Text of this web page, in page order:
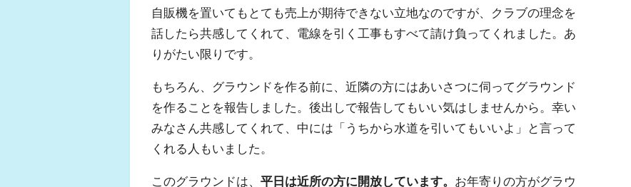
自販機を置いてもとても売上が期待できない立地なのですが、クラブの理念を
話したら共感してくれて、電線を引く工事もすべて請け負ってくれました。あ
りがたい限りです。
もちろん、グラウンドを作る前に、近隣の方にはあいさつに伺ってグラウンド
を作ることを報告しました。後出しで報告してもいい気はしませんから。幸い
みなさん共感してくれて、中には「うちから水道を引いてもいいよ」と言って
くれる人もいました。
このグラウンドは、 平日は近所の方に開放しています。 お年寄りの方がグラウ